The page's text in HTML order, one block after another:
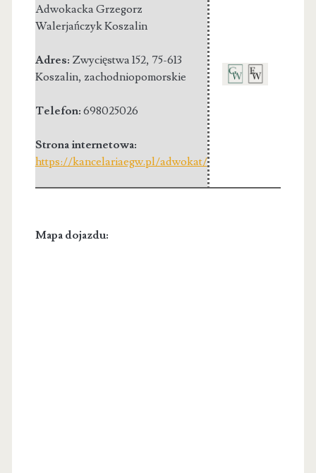
Adwokacka Grzegorz
Walerjańczyk Koszalin
Adres: Zwycięstwa 152, 75-613
Koszalin, zachodniopomorskie
Telefon: 698025026
Strona internetowa:
https://kancelariaegw.pl/adwokat/
Mapa dojazdu: